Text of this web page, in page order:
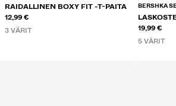
RAIDALLINEN BOXY FIT -T-PAITA
12,99 €
3 VÄRIT
BERSHKA
T-PAITA
19,99 €
5 VÄRIT